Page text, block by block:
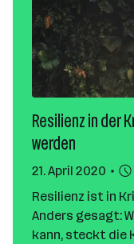
Resilienz in der
werden
21. April 2020
Resilienz ist in
Anders gesagt:
kann, steckt die